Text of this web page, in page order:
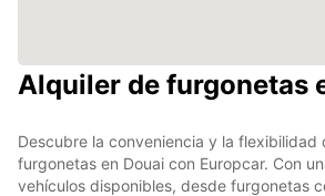
Alquiler de furgonetas
Descubre la conveniencia y la flexibilidad
furgonetas en Douai con Europcar. Con
vehículos disponibles, desde furgonetas